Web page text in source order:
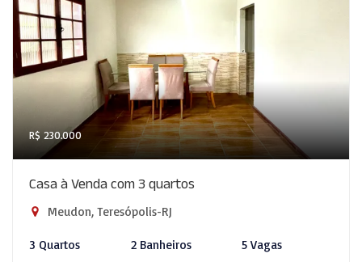
R$ 230.000
Casa à Venda com 3 quartos
Meudon, Teresópolis-RJ
3 Quartos 2 Banheiros 5 Vagas